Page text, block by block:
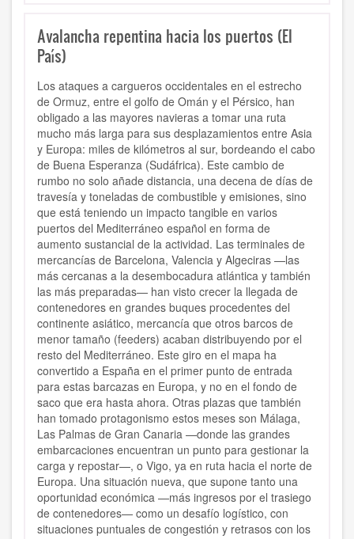
Avalancha repentina hacia los puertos (El
País)
Los ataques a cargueros occidentales en el estrecho
de Ormuz, entre el golfo de Omán y el Pérsico, han
obligado a las mayores navieras a tomar una ruta
mucho más larga para sus desplazamientos entre Asia
y Europa: miles de kilómetros al sur, bordeando el cabo
de Buena Esperanza (Sudáfrica). Este cambio de
rumbo no solo añade distancia, una decena de días de
travesía y toneladas de combustible y emisiones, sino
que está teniendo un impacto tangible en varios
puertos del Mediterráneo español en forma de
aumento sustancial de la actividad. Las terminales de
mercancías de Barcelona, Valencia y Algeciras —las
más cercanas a la desembocadura atlántica y también
las más preparadas— han visto crecer la llegada de
contenedores en grandes buques procedentes del
continente asiático, mercancía que otros barcos de
menor tamaño (feeders) acaban distribuyendo por el
resto del Mediterráneo. Este giro en el mapa ha
convertido a España en el primer punto de entrada
para estas barcazas en Europa, y no en el fondo de
saco que era hasta ahora. Otras plazas que también
han tomado protagonismo estos meses son Málaga,
Las Palmas de Gran Canaria —donde las grandes
embarcaciones encuentran un punto para gestionar la
carga y repostar—, o Vigo, ya en ruta hacia el norte de
Europa. Una situación nueva, que supone tanto una
oportunidad económica —más ingresos por el trasiego
de contenedores— como un desafío logístico, con
situaciones puntuales de congestión y retrasos con los